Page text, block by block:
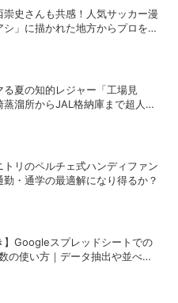
崇史さんも共感！人気サッカー漫
シ」に描かれた地方からプロを目
る夏の知的レジャー「工場見
蒸溜所からJAL格納庫まで超人気
トリのペルチェ式ハンディファン
勤・通学の最適解になり得るか？
】Googleスプレッドシートでの
の使い方｜データ抽出や並べ替